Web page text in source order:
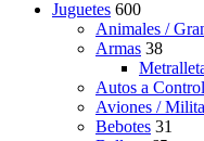
Juguetes 600
Animales /
Armas 38
Autos a
Aviones /
Bebotes 31